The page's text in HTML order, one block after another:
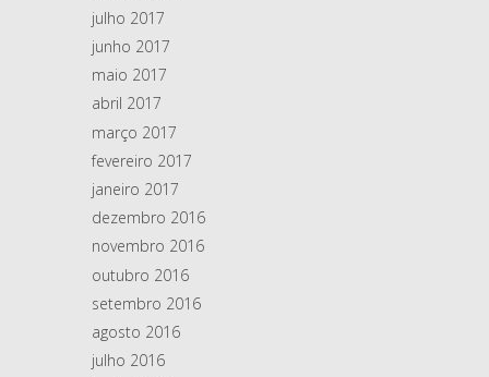
julho 2017
junho 2017
maio 2017
abril 2017
março 2017
fevereiro 2017
janeiro 2017
dezembro 2016
novembro 2016
outubro 2016
setembro 2016
agosto 2016
julho 2016